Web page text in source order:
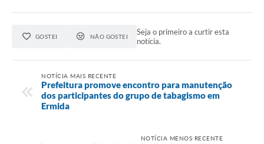
GOSTEI NÃO GOSTEI
Seja o primeiro a curtir esta
notícia.
NOTÍCIA MAIS RECENTE
Prefeitura promove encontro para manutenção
dos participantes do grupo de tabagismo em
Ermida
NOTÍCIA MENOS RECENTE